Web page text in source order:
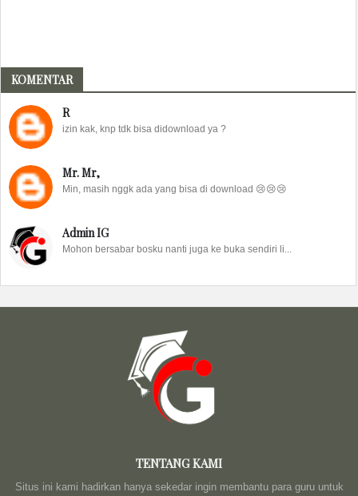
KOMENTAR
R
izin kak, knp tdk bisa didownload ya ?
Mr. Mr,
Min, masih nggk ada yang bisa di download 😢😢😢
Admin IG
Mohon bersabar bosku nanti juga ke buka sendiri li...
TENTANG KAMI
Situs ini kami hadirkan hanya sekedar ingin membantu para guru untuk